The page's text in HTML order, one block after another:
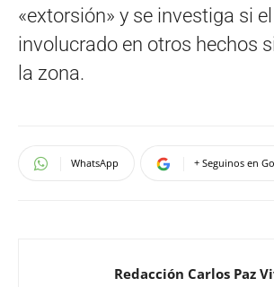
«extorsión» y se investiga si
involucrado en otros hechos
la zona.
WhatsApp + Seguinos en
Redacción Carlos Paz